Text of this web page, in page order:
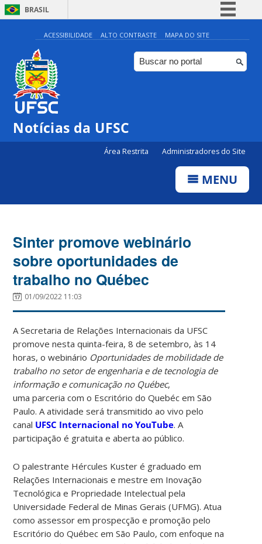
BRASIL
Simplifique!
Comunica BR
Participe
ACESSIBILIDADE ALTO CONTRASTE MAPA DO SITE
Notícias da UFSC
Área Restrita Administradores do Site
MENU
Sinter promove webinário
sobre oportunidades de
trabalho no Québec
01/09/2022 11:03
A Secretaria de Relações Internacionais da UFSC
promove nesta quinta-feira, 8 de setembro, às 14
horas, o webinário Oportunidades de mobilidade de
trabalho no setor de engenharia e de tecnologia de
informação e comunicação no Québec,
uma parceria com o Escritório do Quebéc em São
Paulo. A atividade será transmitido ao vivo pelo
canal UFSC Internacional no YouTube. A
participação é gratuita e aberta ao público.
O palestrante Hércules Kuster é graduado em
Relações Internacionais e mestre em Inovação
Tecnológica e Propriedade Intelectual pela
Universidade Federal de Minas Gerais (UFMG). Atua
como assessor em prospecção e promoção pelo
Escritório do Québec em São Paulo, com enfoque na